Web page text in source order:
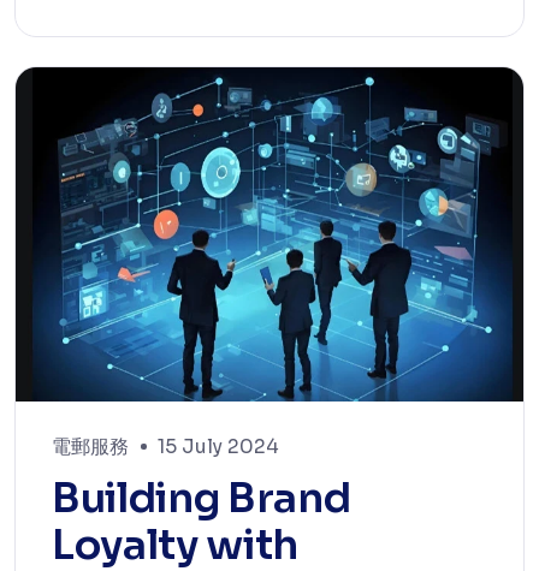
電郵服務 15 July 2024
Building Brand
Loyalty with